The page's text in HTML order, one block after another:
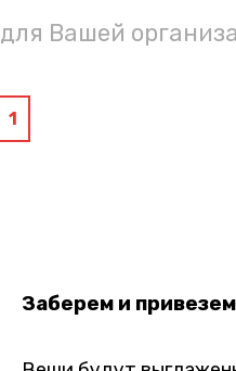
для Вашей
1
Заберем и